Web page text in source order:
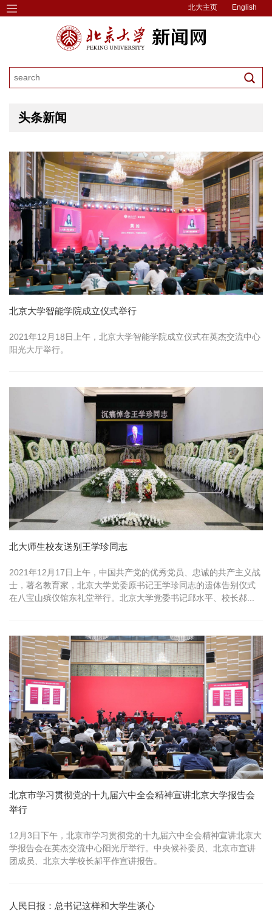
北大主页 English
头条新闻
北京大学智能学院成立仪式举行
2021年12月18日上午，北京大学智能学院成立仪式在英杰交流中心
阳光大厅举行。
北大师生校友送别王学珍同志
2021年12月17日上午，中国共产党的优秀党员、忠诚的共产主义战
士，著名教育家，北京大学党委原书记王学珍同志的遗体告别仪式
在八宝山殡仪馆东礼堂举行。北京大学党委书记邱水平、校长郝...
北京市学习贯彻党的十九届六中全会精神宣讲北京大学报告会
举行
12月3日下午，北京市学习贯彻党的十九届六中全会精神宣讲北京大
学报告会在英杰交流中心阳光厅举行。中央候补委员、北京市宣讲
团成员、北京大学校长郝平作宣讲报告。
人民日报：总书记这样和大学生谈心